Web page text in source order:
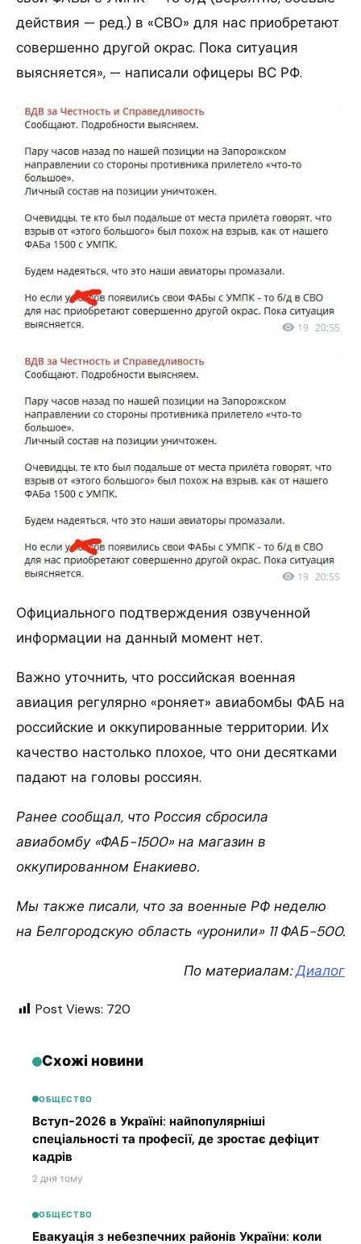
действия — ред.) в «СВО» для нас приобретают
совершенно другой окрас. Пока ситуация
выясняется», — написали офицеры ВС РФ.
Официального подтверждения озвученной
информации на данный момент нет.
Важно уточнить, что российская военная
авиация регулярно «роняет» авиабомбы ФАБ на
российские и оккупированные территории. Их
качество настолько плохое, что они десятками
падают на головы россиян.
Ранее сообщал, что Россия сбросила
авиабомбу «ФАБ-1500» на магазин в
оккупированном Енакиево.
Мы также писали, что за военные РФ неделю
на Белгородскую область «уронили» 11 ФАБ-500.
По материалам:Диалог
Post Views: 720
Схожі новини
ОБЩЕСТВО
Вступ-2026 в Україні: найпопулярніші
спеціальності та професії, де зростає дефіцит
кадрів
2 дня тому
ОБЩЕСТВО
Евакуація з небезпечних районів України: коли